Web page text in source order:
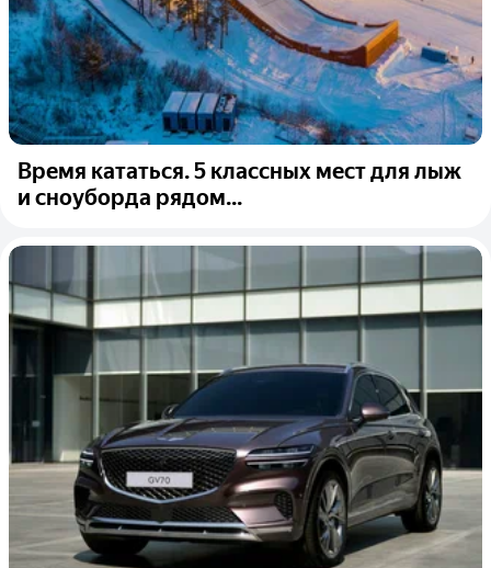
Время кататься. 5 классных мест для лыж
и сноуборда рядом...